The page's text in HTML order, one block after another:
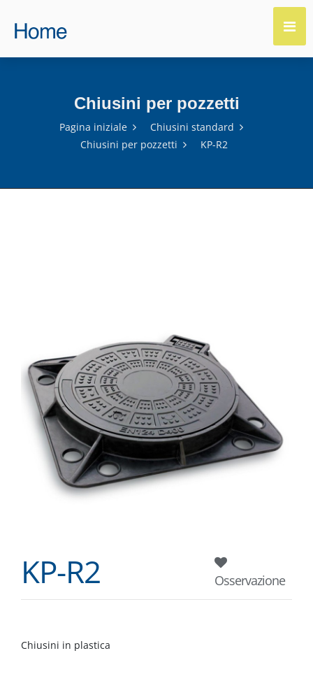
Chiusini per pozzetti
Pagina iniziale
Chiusini standard
Chiusini per pozzetti
KP-R2
KP-R2 Osservazione
Chiusini in plastica